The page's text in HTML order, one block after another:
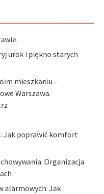
urok i piękno starych
mieszkaniu –
Warszawa.
Jak poprawić komfort
Organizacja
alarmowych: Jak